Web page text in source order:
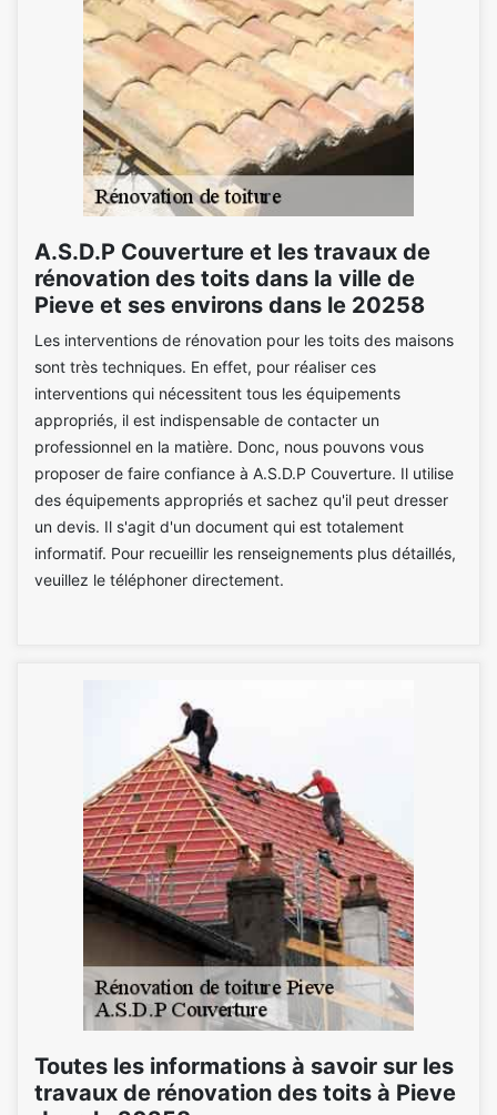
A.S.D.P Couverture et les travaux de
rénovation des toits dans la ville de
Pieve et ses environs dans le 20258
Les interventions de rénovation pour les toits des maisons
sont très techniques. En effet, pour réaliser ces
interventions qui nécessitent tous les équipements
appropriés, il est indispensable de contacter un
professionnel en la matière. Donc, nous pouvons vous
proposer de faire confiance à A.S.D.P Couverture. Il utilise
des équipements appropriés et sachez qu'il peut dresser
un devis. Il s'agit d'un document qui est totalement
informatif. Pour recueillir les renseignements plus détaillés,
veuillez le téléphoner directement.
Toutes les informations à savoir sur les
travaux de rénovation des toits à Pieve